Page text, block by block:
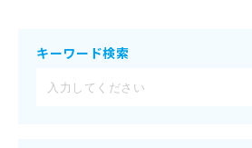
キーワード検索